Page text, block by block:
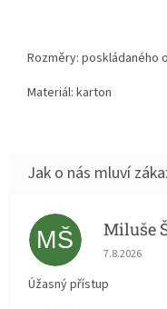
Rozměry: poskládaného
Materiál: karton
MŠ Miluše
Hodnocení
7.8.2026
Úžasný přístup